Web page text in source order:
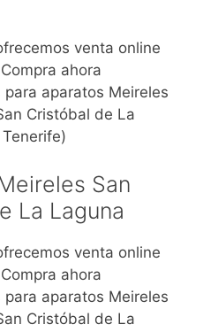
venta online
ahora
aparatos Meireles
Cristóbal de La
San
La Laguna
venta online
ahora
aparatos Meireles
Cristóbal de La